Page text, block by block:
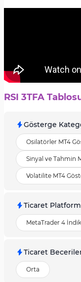
RSI 3TFA
Gösterge
Osilatörler MT4
Sinyal ve Tahmin
Volatilite MT4
Ticaret
MetaTrader 4
Ticaret
Orta